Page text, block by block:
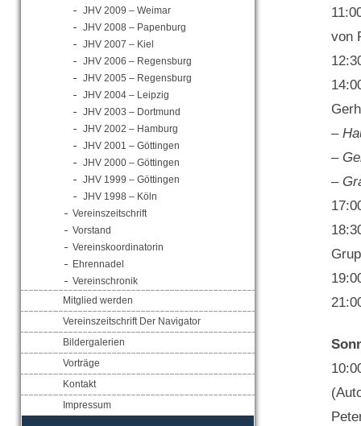
JHV 2009 – Weimar
JHV 2008 – Papenburg
JHV 2007 – Kiel
JHV 2006 – Regensburg
JHV 2005 – Regensburg
JHV 2004 – Leipzig
JHV 2003 – Dortmund
JHV 2002 – Hamburg
JHV 2001 – Göttingen
JHV 2000 – Göttingen
JHV 1999 – Göttingen
JHV 1998 – Köln
Vereinszeitschrift
Vorstand
Vereinskoordinatorin
Ehrennadel
Vereinschronik
Mitglied werden
Vereinszeitschrift Der Navigator
Bildergalerien
Vorträge
Kontakt
Impressum
von
–
–
–